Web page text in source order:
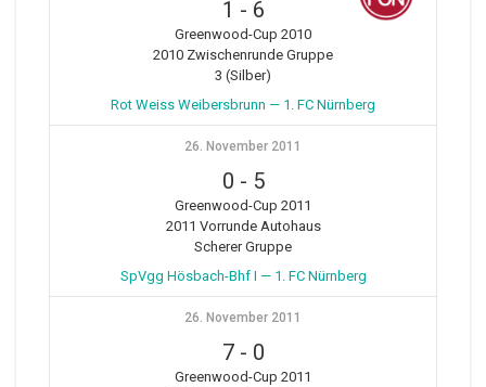
1 - 6
Greenwood-Cup 2010
2010 Zwischenrunde Gruppe
3 (Silber)
Rot Weiss Weibersbrunn — 1. FC Nürnberg
26. November 2011
0 - 5
Greenwood-Cup 2011
2011 Vorrunde Autohaus
Scherer Gruppe
SpVgg Hösbach-Bhf I — 1. FC Nürnberg
26. November 2011
7- 0
Greenwood-Cup 2011